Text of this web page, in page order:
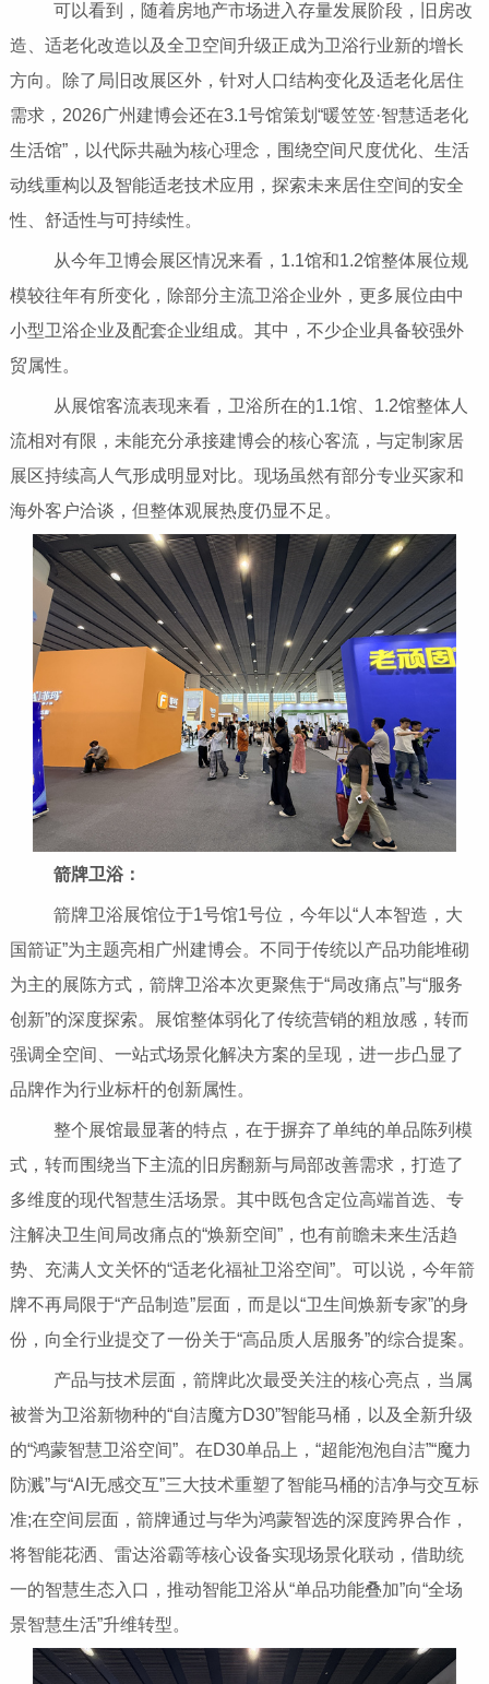
可以看到，随着房地产市场进入存量发展阶段，旧房改
造、适老化改造以及全卫空间升级正成为卫浴行业新的增长
方向。除了局旧改展区外，针对人口结构变化及适老化居住
需求，2026广州建博会还在3.1号馆策划“暖笠笠·智慧适老化
生活馆”，以代际共融为核心理念，围绕空间尺度优化、生活
动线重构以及智能适老技术应用，探索未来居住空间的安全
性、舒适性与可持续性。
从今年卫博会展区情况来看，1.1馆和1.2馆整体展位规
模较往年有所变化，除部分主流卫浴企业外，更多展位由中
小型卫浴企业及配套企业组成。其中，不少企业具备较强外
贸属性。
从展馆客流表现来看，卫浴所在的1.1馆、1.2馆整体人
流相对有限，未能充分承接建博会的核心客流，与定制家居
展区持续高人气形成明显对比。现场虽然有部分专业买家和
海外客户洽谈，但整体观展热度仍显不足。
箭牌卫浴：
箭牌卫浴展馆位于1号馆1号位，今年以“人本智造，大
国箭证”为主题亮相广州建博会。不同于传统以产品功能堆砌
为主的展陈方式，箭牌卫浴本次更聚焦于“局改痛点”与“服务
创新”的深度探索。展馆整体弱化了传统营销的粗放感，转而
强调全空间、一站式场景化解决方案的呈现，进一步凸显了
品牌作为行业标杆的创新属性。
整个展馆最显著的特点，在于摒弃了单纯的单品陈列模
式，转而围绕当下主流的旧房翻新与局部改善需求，打造了
多维度的现代智慧生活场景。其中既包含定位高端首选、专
注解决卫生间局改痛点的“焕新空间”，也有前瞻未来生活趋
势、充满人文关怀的“适老化福祉卫浴空间”。可以说，今年箭
牌不再局限于“产品制造”层面，而是以“卫生间焕新专家”的身
份，向全行业提交了一份关于“高品质人居服务”的综合提案。
产品与技术层面，箭牌此次最受关注的核心亮点，当属
被誉为卫浴新物种的“自洁魔方D30”智能马桶，以及全新升级
的“鸿蒙智慧卫浴空间”。在D30单品上，“超能泡泡自洁”“魔力
防溅”与“AI无感交互”三大技术重塑了智能马桶的洁净与交互标
准;在空间层面，箭牌通过与华为鸿蒙智选的深度跨界合作，
将智能花洒、雷达浴霸等核心设备实现场景化联动，借助统
一的智慧生态入口，推动智能卫浴从“单品功能叠加”向“全场
景智慧生活”升维转型。